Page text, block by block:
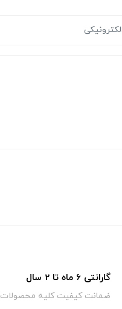
گارانتی 6 ماه تا 2 سال
ضمانت کیفیت کلیه محصولات